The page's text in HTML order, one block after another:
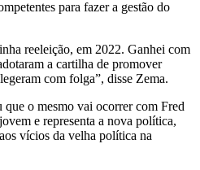
para fazer a gestão do
reeleição, em 2022. Ganhei com
a cartilha de promover
com folga”, disse Zema.
o mesmo vai ocorrer com Fred
e representa a nova política,
vícios da velha política na